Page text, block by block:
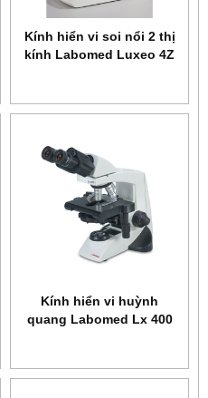
Kính hiển vi soi nổi 2 thị
kính Labomed Luxeo 4Z
Kính hiển vi huỳnh
quang Labomed Lx 400